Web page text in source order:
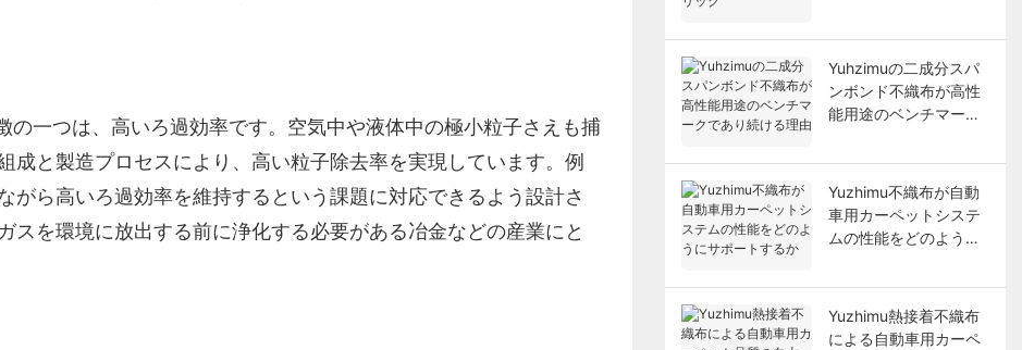
の一つは、高いろ過効率です。空気中や液体中の極小粒子さえも捕
成と製造プロセスにより、高い粒子除去率を実現しています。例
がら高いろ過効率を維持するという課題に対応できるよう設計さ
スを環境に放出する前に浄化する必要がある冶金などの産業にと
Yuhzimuの二成分スパ
ンボンド不織布が高性
能用途のベンチマーク
Yuzhimu不織布が自動
車用カーペットシステ
ムの性能をどのように
Yuzhimu熱接着不織布
による自動車用カーペ